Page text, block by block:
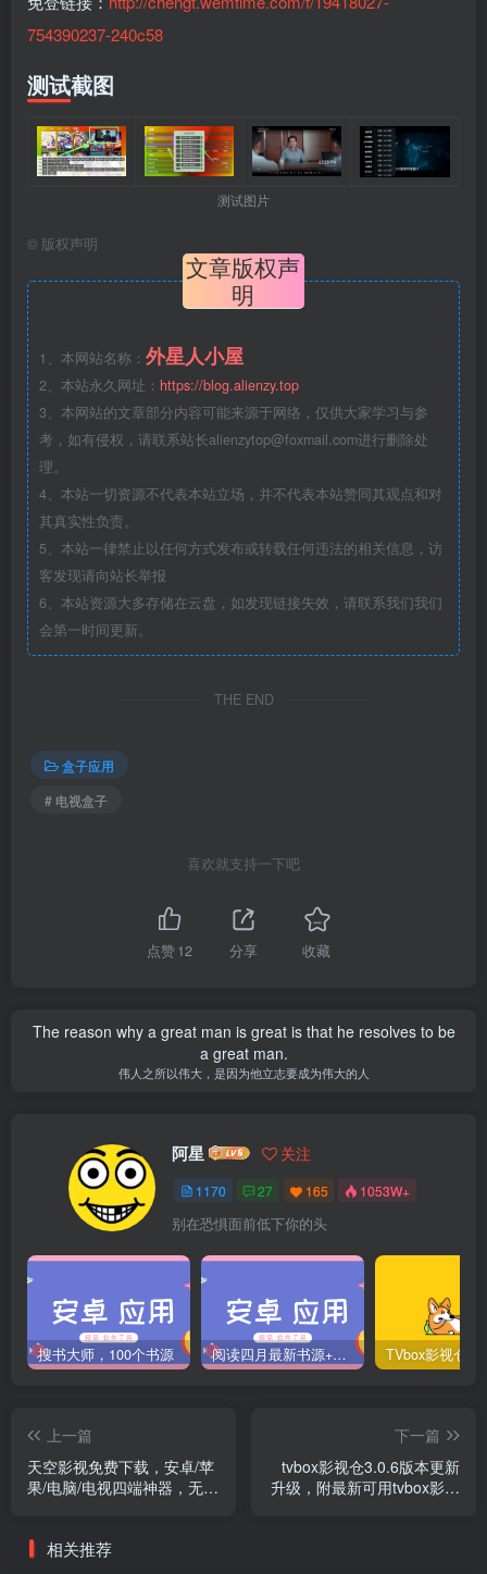
754390237-240c58
测试截图
测试图片
© 版权声明
文章版权声
明
1、本网站名称： 外星人小屋
2、本站永久网址： https://blog.alienzy.top
3、本网站的文章部分内容可能来源于网络，仅供大家学习与参
考，如有侵权，请联系站长alienzytop@foxmail.com进行删除处
理。
4、本站一切资源不代表本站立场，并不代表本站赞同其观点和对
其真实性负责。
5、本站一律禁止以任何方式发布或转载任何违法的相关信息，访
客发现请向站长举报
6、本站资源大多存储在云盘，如发现链接失效，请联系我们我们
会第一时间更新。
THE END
盒子应用
# 电视盒子
喜欢就支持一下吧
点赞12 分享 收藏
The reason why a great man is great is that he resolves to be
a great man.
伟人之所以伟大，是因为他立志要成为伟大的人
阿星 关注
1170 27 165 1053W+
别在恐惧面前低下你的头
搜书大师，100个书源 阅读四月最新书源+阅读TTS语音引擎安装教程
上一篇
天空影视免费下载，安卓/苹
果/电脑/电视四端神器，无广
下一篇
tvbox影视仓3.0.6版本更新
升级，附最新可用tvbox影视
相关推荐